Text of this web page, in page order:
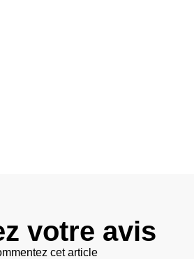
votre avis
cet article